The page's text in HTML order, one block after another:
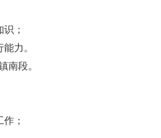
；
力。
南段。
；